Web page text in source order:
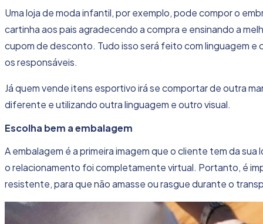
Uma loja de moda infantil, por exemplo, pode compor o
cartinha aos pais agradecendo a compra e ensinando a
cupom de desconto. Tudo isso será feito com linguagem e
os responsáveis.
Já quem vende itens esportivo irá se comportar de outra
diferente e utilizando outra linguagem e outro visual.
Escolha bem a embalagem
A embalagem é a primeira imagem que o cliente tem da
orelacionamento foi completamente virtual. Portanto, é
resistente, para que não amasse ou rasgue durante o